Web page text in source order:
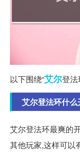
以下围绕“艾尔登法
艾尔登法环什
艾尔登法环最爽的
其他玩家,这样可以